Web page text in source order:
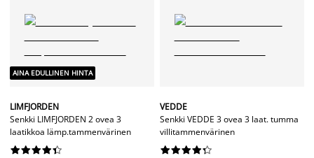
AINA EDULLINEN HINTA
LIMFJORDEN
Senkki LIMFJORDEN 2 ovea 3
laatikkoa lämp.tammenvärinen






VEDDE
Senkki VEDDE 3 ovea 3 laat. tumma
villitammenvärinen





